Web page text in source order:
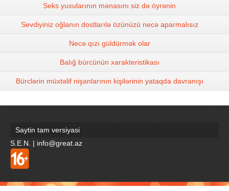
Seks yuxularının mənasını siz də öyrənin
Sevdiyiniz oğlanın dostlarılə özünüzü necə aparmalısız
Necə qızı güldürmək olar
Balığ bürcünün xarakteristikası
Bürclərin müxtəlif nişanlarının kişilərinin yataqda davranışı
Saytin tam versiyasi
S.E.N. | info@great.az